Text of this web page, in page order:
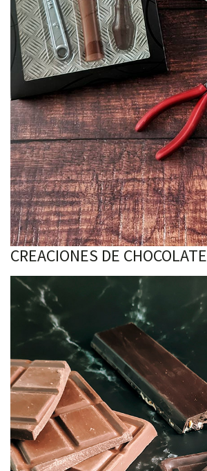
CREACIONES DE CHOCOLATE